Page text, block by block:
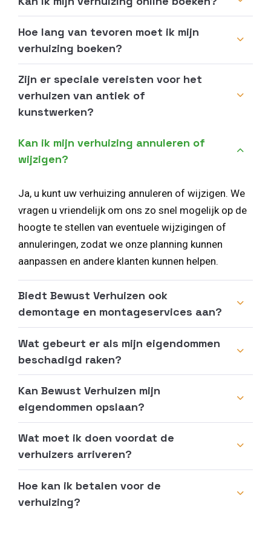
Hoe lang van tevoren moet ik mijn
verhuizing boeken?
Zijn er speciale vereisten voor het
verhuizen van antiek of
kunstwerken?
Kan ik mijn verhuizing annuleren of
wijzigen?
Ja, u kunt uw verhuizing annuleren of wijzigen. We
vragen u vriendelijk om ons zo snel mogelijk op de
hoogte te stellen van eventuele wijzigingen of
annuleringen, zodat we onze planning kunnen
aanpassen en andere klanten kunnen helpen.
Biedt Bewust Verhuizen ook
demontage en montageservices aan?
Wat gebeurt er als mijn eigendommen
beschadigd raken?
Kan Bewust Verhuizen mijn
eigendommen opslaan?
Wat moet ik doen voordat de
verhuizers arriveren?
Hoe kan ik betalen voor de
verhuizing?